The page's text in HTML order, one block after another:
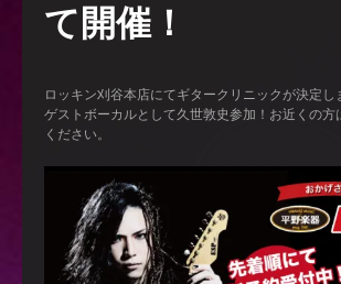
て開催！
ロッキン刈谷本店にてギタークリニックが決定し
ゲストボーカルとして久世敦史参加！お近くの方
ください。